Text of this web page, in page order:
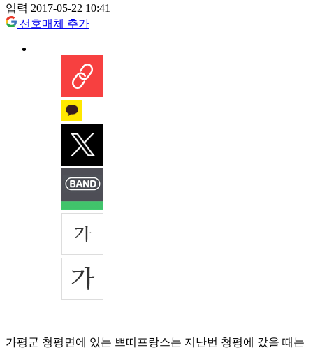
입력 2017-05-22 10:41
선호매체 추가
가평군 청평면에 있는 쁘띠프랑스는 지난번 청평에 갔을 때는